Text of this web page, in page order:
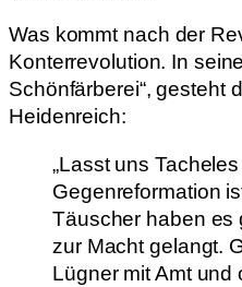
Was kommt nach der
Konterrevolution. In
Schönfärberei“, gesteht
Heidenreich:
„Lasst uns
Gegenreformation
Täuscher haben es
zur Macht gelangt.
Lügner mit Amt und